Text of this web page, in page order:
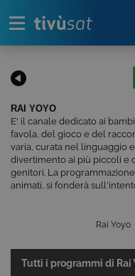
RAI YOYO
E' il canale dedicato ai
favola, del gioco e del
varia, curata nel linguaggio
divertimento ai più piccoli e
genitori. La
animati, si fonderà
Rai Yoyo
Tutti i programmi di Rai